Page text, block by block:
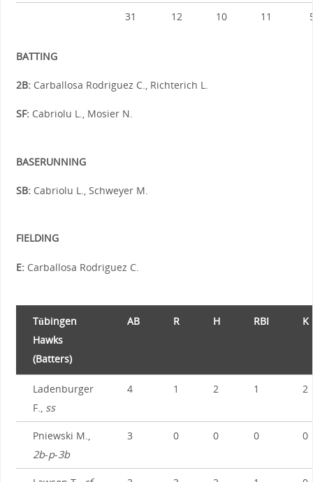
31 12 10 11
BATTING
2B:Carballosa Rodriguez C., Richterich L.
SF:Cabriolu L., Mosier N.
BASERUNNING
SB:Cabriolu L., Schweyer M.
FIELDING
E:Carballosa Rodriguez C.
Tübingen
Hawks
(Batters)
AB R H RBI K
Ladenburger
F., ss
4 1 2 1 2
Pniewski M.,
2b-p-3b
3 0 0 0 0